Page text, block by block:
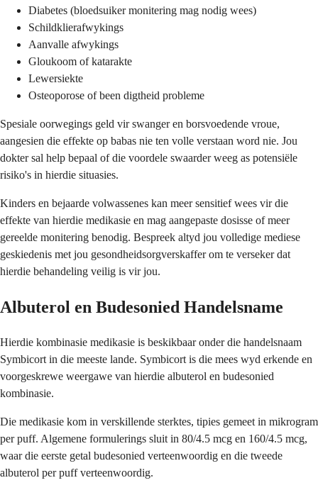
Diabetes (bloedsuiker monitering mag nodig wees)
Schildklierafwykings
Aanvalle afwykings
Gloukoom of katarakte
Lewersiekte
Osteoporose of been digtheid probleme
Spesiale oorwegings geld vir swanger en borsvoedende vroue,
aangesien die effekte op babas nie ten volle verstaan word nie. Jou
dokter sal help bepaal of die voordele swaarder weeg as potensiële
risiko's in hierdie situasies.
Kinders en bejaarde volwassenes kan meer sensitief wees vir die
effekte van hierdie medikasie en mag aangepaste dosisse of meer
gereelde monitering benodig. Bespreek altyd jou volledige mediese
geskiedenis met jou gesondheidsorgverskaffer om te verseker dat
hierdie behandeling veilig is vir jou.
Albuterol en Budesonied Handelsname
Hierdie kombinasie medikasie is beskikbaar onder die handelsnaam
Symbicort in die meeste lande. Symbicort is die mees wyd erkende en
voorgeskrewe weergawe van hierdie albuterol en budesonied
kombinasie.
Die medikasie kom in verskillende sterktes, tipies gemeet in mikrogram
per puff. Algemene formulerings sluit in 80/4.5 mcg en 160/4.5 mcg,
waar die eerste getal budesonied verteenwoordig en die tweede
albuterol per puff verteenwoordig.